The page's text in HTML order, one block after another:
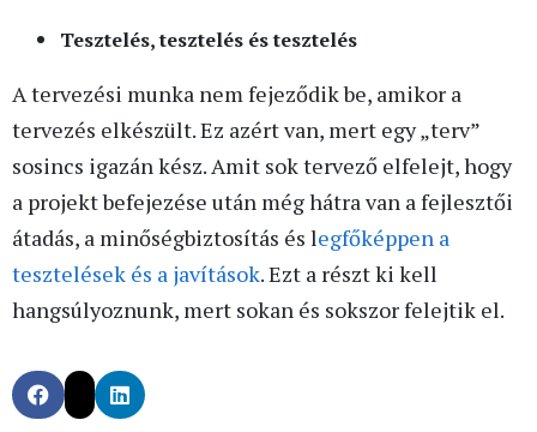
Tesztelés, tesztelés és tesztelés
A tervezési munka nem fejeződik be, amikor a
tervezés elkészült. Ez azért van, mert egy „terv”
sosincs igazán kész. Amit sok tervező elfelejt, hogy
a projekt befejezése után még hátra van a fejlesztői
átadás, a minőségbiztosítás és legfőképpen a
tesztelések és a javítások. Ezt a részt ki kell
hangsúlyoznunk, mert sokan és sokszor felejtik el.